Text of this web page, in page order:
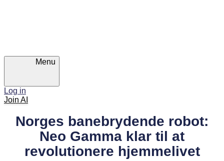
Menu
Log in
Join AI
Norges banebrydende robot:
Neo Gamma klar til at
revolutionere hjemmelivet